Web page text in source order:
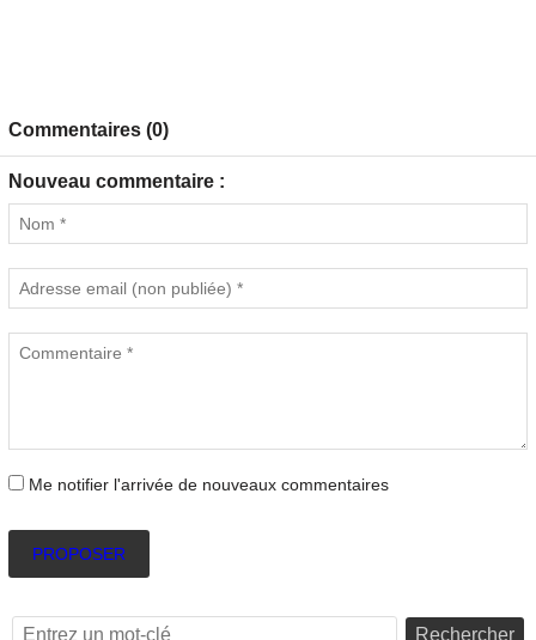
Commentaires (0)
Nouveau commentaire :
Me notifier l'arrivée de nouveaux commentaires
PROPOSER
Rechercher